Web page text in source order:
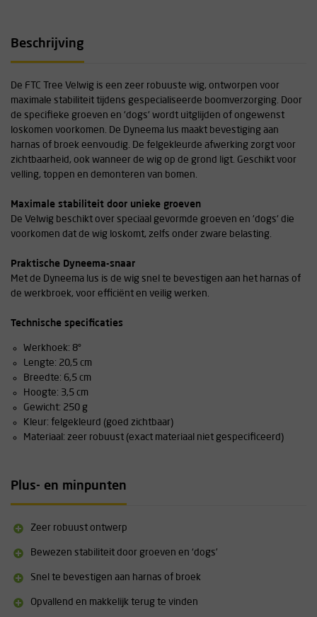
Beschrijving
De FTC Tree Velwig is een zeer robuuste wig, ontworpen voor
maximale stabiliteit tijdens gespecialiseerde boomverzorging. Door
de specifieke groeven en 'dogs' wordt uitglijden of ongewenst
loskomen voorkomen. De Dyneema lus maakt bevestiging aan
harnas of broek eenvoudig. De felgekleurde afwerking zorgt voor
zichtbaarheid, ook wanneer de wig op de grond ligt. Geschikt voor
velling, toppen en demonteren van bomen.
Maximale stabiliteit door unieke groeven
De Velwig beschikt over speciaal gevormde groeven en 'dogs' die
voorkomen dat de wig loskomt, zelfs onder zware belasting.
Praktische Dyneema-snaar
Met de Dyneema lus is de wig snel te bevestigen aan het harnas of
de werkbroek, voor efficiënt en veilig werken.
Technische specificaties
Werkhoek: 8°
Lengte: 20,5 cm
Breedte: 6,5 cm
Hoogte: 3,5 cm
Gewicht: 250 g
Kleur: felgekleurd (goed zichtbaar)
Materiaal: zeer robuust (exact materiaal niet gespecificeerd)
Plus- en minpunten
Zeer robuust ontwerp
Bewezen stabiliteit door groeven en ‘dogs’
Snel te bevestigen aan harnas of broek
Opvallend en makkelijk terug te vinden